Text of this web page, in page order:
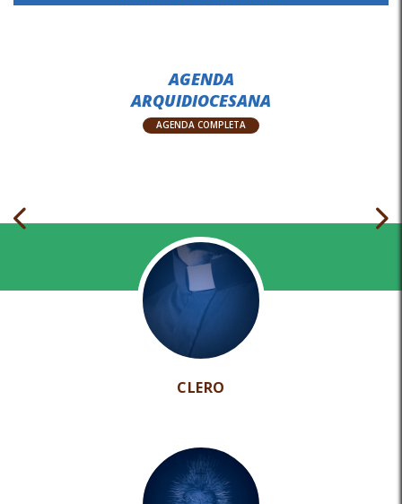
AGENDA
ARQUIDIOCESANA
AGENDA COMPLETA
CLERO